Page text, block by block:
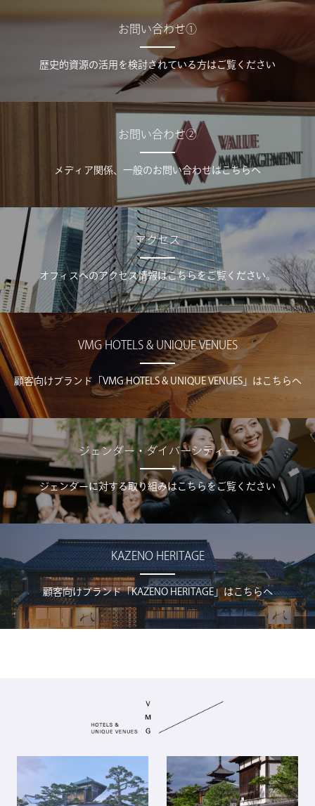
お問い合わせ①
歴史的資源の活用を検討されている方はご覧ください
お問い合わせ②
メディア関係、一般のお問い合わせはこちらへ
アクセス
オフィスへのアクセス情報はこちらをご覧ください。
VMG HOTELS & UNIQUE VENUES
顧客向けブランド「VMG HOTELS & UNIQUE VENUES」はこちらへ
ジェンダー・ダイバーシティー
ジェンダーに対する取り組みはこちらをご覧ください
KAZENO HERITAGE
顧客向けブランド「KAZENO HERITAGE」はこちらへ